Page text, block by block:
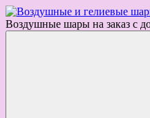
Воздушные шары на заказ с